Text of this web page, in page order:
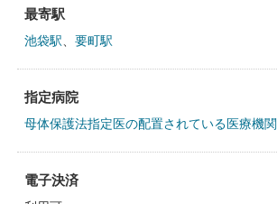
最寄駅
池袋駅 要町駅
指定病院
母体保護法指定医の配置されている医療機関
電子決済